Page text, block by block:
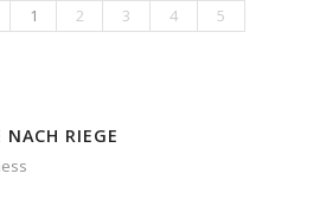
1 2 3 4 5
NACH RIEGE